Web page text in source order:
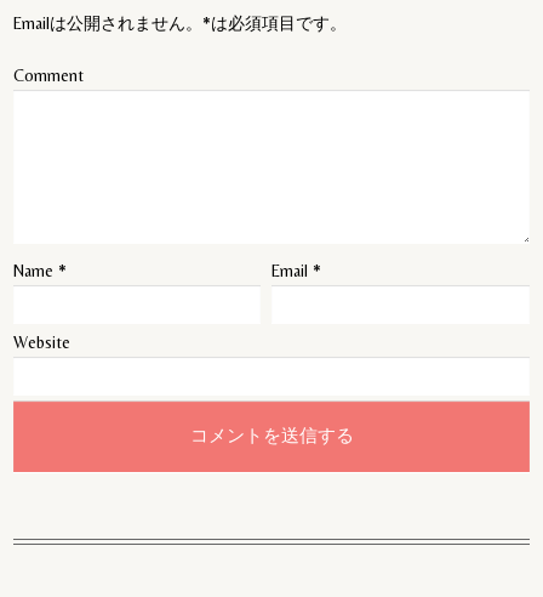
Emailは公開されません。*は必須項目です。
Comment
Name * Email *
Website